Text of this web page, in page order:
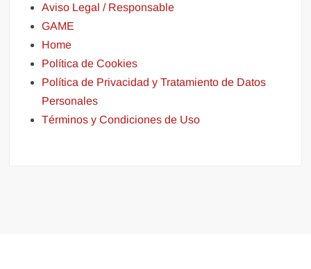
Aviso Legal / Responsable
GAME
Home
Política de Cookies
Política de Privacidad y Tratamiento de Datos
Personales
Términos y Condiciones de Uso